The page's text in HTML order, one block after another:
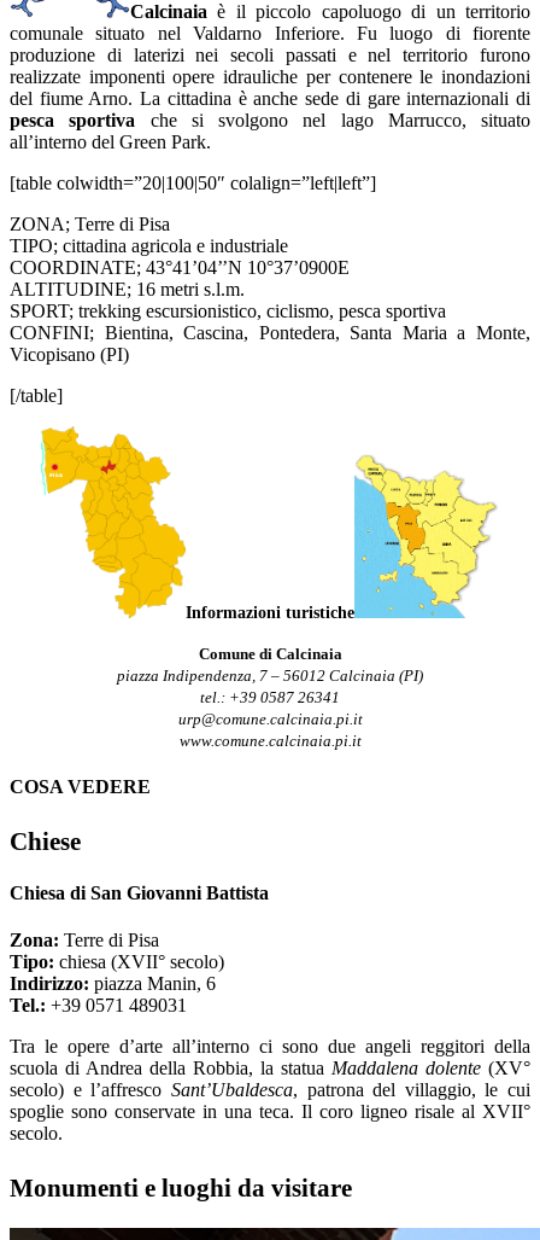
Calcinaia è il piccolo capoluogo di un territorio
comunale situato nel Valdarno Inferiore. Fu luogo di fiorente
produzione di laterizi nei secoli passati e nel territorio furono
realizzate imponenti opere idrauliche per contenere le inondazioni
del fiume Arno. La cittadina è anche sede di gare internazionali di
pesca sportiva che si svolgono nel lago Marrucco, situato
all’interno del Green Park.
[table colwidth=”20|100|50″ colalign=”left|left”]
ZONA; Terre di Pisa
TIPO; cittadina agricola e industriale
COORDINATE; 43°41’04’’N 10°37’0900E
ALTITUDINE; 16 metri s.l.m.
SPORT; trekking escursionistico, ciclismo, pesca sportiva
CONFINI; Bientina, Cascina, Pontedera, Santa Maria a Monte,
Vicopisano (PI)
[/table]
Informazioni turistiche
Comune di Calcinaia
piazza Indipendenza, 7 – 56012 Calcinaia (PI)
tel.: +39 0587 26341
urp@comune.calcinaia.pi.it
www.comune.calcinaia.pi.it
COSA VEDERE
Chiese
Chiesa di San Giovanni Battista
Zona: Terre di Pisa
Tipo: chiesa (XVII° secolo)
Indirizzo: piazza Manin, 6
Tel.: +39 0571 489031
Tra le opere d’arte all’interno ci sono due angeli reggitori della
scuola di Andrea della Robbia, la statua Maddalena dolente (XV°
secolo) e l’affresco Sant’Ubaldesca, patrona del villaggio, le cui
spoglie sono conservate in una teca. Il coro ligneo risale al XVII°
secolo.
Monumenti e luoghi da visitare